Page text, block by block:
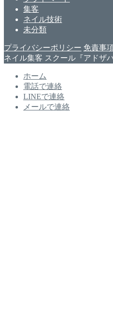
集客
ネイル技術
未分類
プライバシーポリシー 免責事
ネイル集客 スクール『アドザ
ホーム
電話で連絡
LINEで連絡
メールで連絡